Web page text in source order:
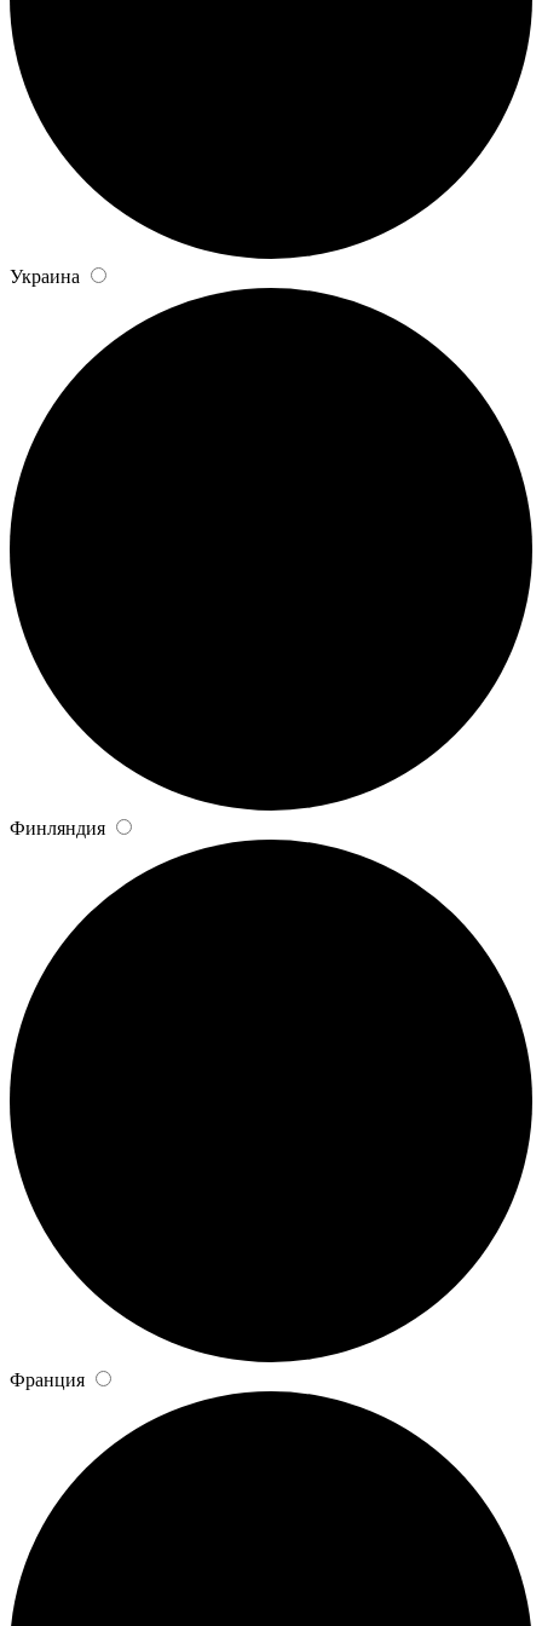
Украина
Финляндия
Франция